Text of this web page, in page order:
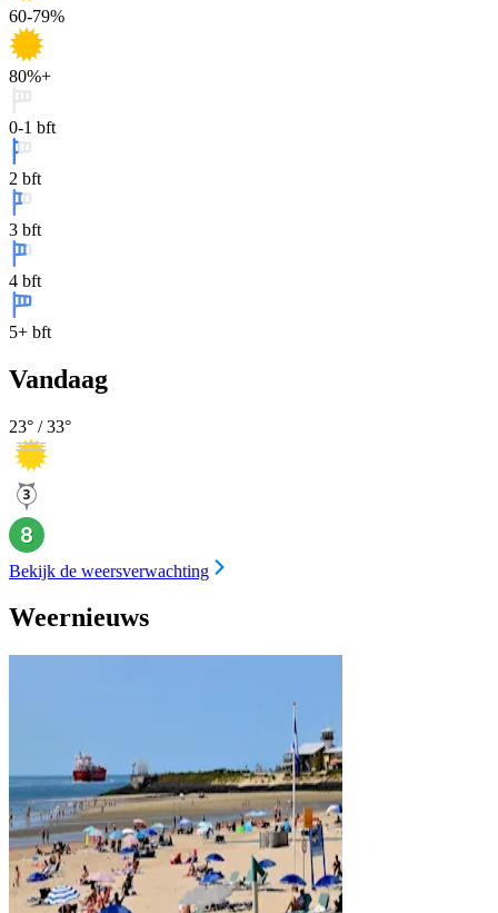
60-79%
80%+
0-1 bft
2 bft
3 bft
4 bft
5+ bft
Vandaag
23° /33°
Bekijk de weersverwachting
Weernieuws